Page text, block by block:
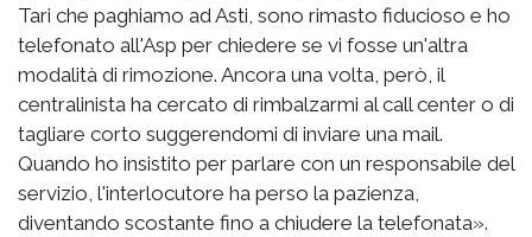
Tari che paghiamo ad Asti, sono rimasto fiducioso e ho
telefonato all'Asp per chiedere se vi fosse un'altra
modalità di rimozione. Ancora una volta, però, il
centralinista ha cercato di rimbalzarmi al call center o di
tagliare corto suggerendomi di inviare una mail.
Quando ho insistito per parlare con un responsabile del
servizio, l'interlocutore ha perso la pazienza,
diventando scostante fino a chiudere la telefonata».